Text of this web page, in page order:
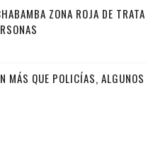
ZONA ROJA DE TRATA
MÁS QUE POLICÍAS, ALGUNOS